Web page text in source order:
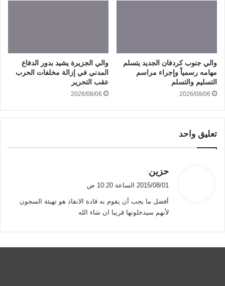
والي جنوب كردفان الجديد يتسلم
مهامه رسمياً وإجراء مراسم
التسليم والتسلم
2026/08/06
والي الجزيرة يشيد بدور الدفاع
المدني في إزالة مخلفات الحرب
عقب التحرير
2026/08/06
تعليق واحد
ي
ق
ل
حزين:
2015/08/01 الساعة 10:20 ص
أفضل ما يجب أن يقوم به قادة الانقاذ هو تهيئة السجون
لأنهم سيدخلونها قريبا ان شاء الله